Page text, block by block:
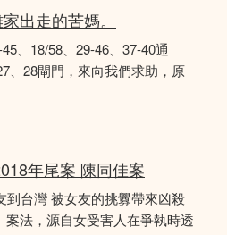
出走的苦媽。
、18/58、29-46、37-40通
、28閘門，來向我們求助，原
年尾案 陳同佳案
到台灣 被女友的挑釁帶來凶殺
案法，源自女受害人在爭執時透